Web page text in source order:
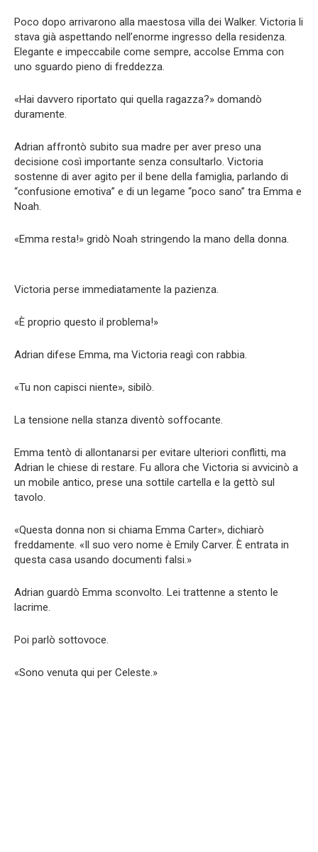
Poco dopo arrivarono alla maestosa villa dei Walker. Victoria li
stava già aspettando nell’enorme ingresso della residenza.
Elegante e impeccabile come sempre, accolse Emma con
uno sguardo pieno di freddezza.
«Hai davvero riportato qui quella ragazza?» domandò
duramente.
Adrian affrontò subito sua madre per aver preso una
decisione così importante senza consultarlo. Victoria
sostenne di aver agito per il bene della famiglia, parlando di
“confusione emotiva” e di un legame “poco sano” tra Emma e
Noah.
«Emma resta!» gridò Noah stringendo la mano della donna.
Victoria perse immediatamente la pazienza.
«È proprio questo il problema!»
Adrian difese Emma, ma Victoria reagì con rabbia.
«Tu non capisci niente», sibilò.
La tensione nella stanza diventò soffocante.
Emma tentò di allontanarsi per evitare ulteriori conflitti, ma
Adrian le chiese di restare. Fu allora che Victoria si avvicinò a
un mobile antico, prese una sottile cartella e la gettò sul
tavolo.
«Questa donna non si chiama Emma Carter», dichiarò
freddamente. «Il suo vero nome è Emily Carver. È entrata in
questa casa usando documenti falsi.»
Adrian guardò Emma sconvolto. Lei trattenne a stento le
lacrime.
Poi parlò sottovoce.
«Sono venuta qui per Celeste.»